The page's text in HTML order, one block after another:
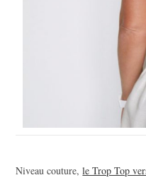
Niveau couture,le Trop Top